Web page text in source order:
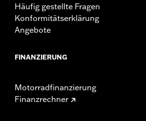
Häufig gestellte Fragen
Konformitätserklärung
Angebote
FINANZIERUNG
Motorradfinanzierung
Finanzrechner